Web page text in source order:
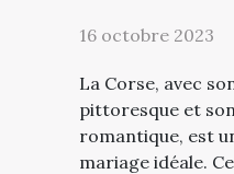
16 octobre 2023
La Corse, avec
pittoresque et
romantique, est
mariage idéale.